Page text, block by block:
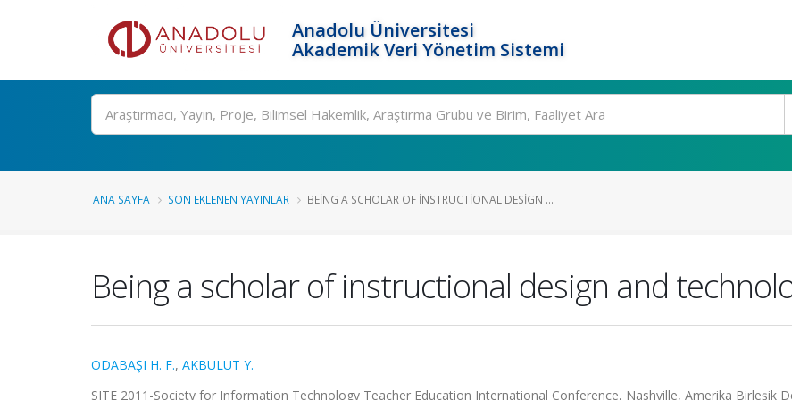
Anadolu Üniversitesi
Akademik Veri Yönetim Sistemi
Ara
ANA SAYFA SON EKLENEN YAYINLAR BEING A SCHOLAR OF INSTRUCTIONAL DESIGN ...
Being a scholar of instructional design and
ODABAŞI H. F., AKBULUT Y.
SITE 2011-Society for Information Technology Teacher Education International Conference, Nashville, Amerika Birleşik